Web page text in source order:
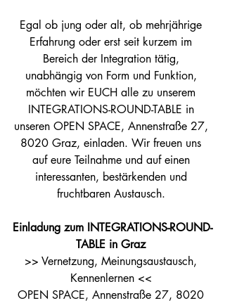
Egal ob jung oder alt, ob mehrjährige
Erfahrung oder erst seit kurzem im
Bereich der Integration tätig,
unabhängig von Form und Funktion,
möchten wir EUCH alle zu unserem
INTEGRATIONS-ROUND-TABLE in
unseren OPEN SPACE, Annenstraße 27,
8020 Graz, einladen. Wir freuen uns
auf eure Teilnahme und auf einen
interessanten, bestärkenden und
fruchtbaren Austausch.
Einladung zum INTEGRATIONS-ROUND-
TABLE in Graz
>> Vernetzung, Meinungsaustausch,
Kennenlernen <<
OPEN SPACE, Annenstraße 27, 8020